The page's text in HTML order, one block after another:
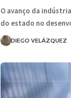
O avanço da
do estado no
DIEGO VELÁZQUEZ